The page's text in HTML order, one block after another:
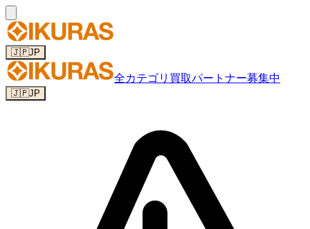
🇯🇵JP
全カテゴリ 買取パートナー募集中
🇯🇵JP